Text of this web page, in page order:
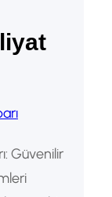
bir
Yük
Güvenilir